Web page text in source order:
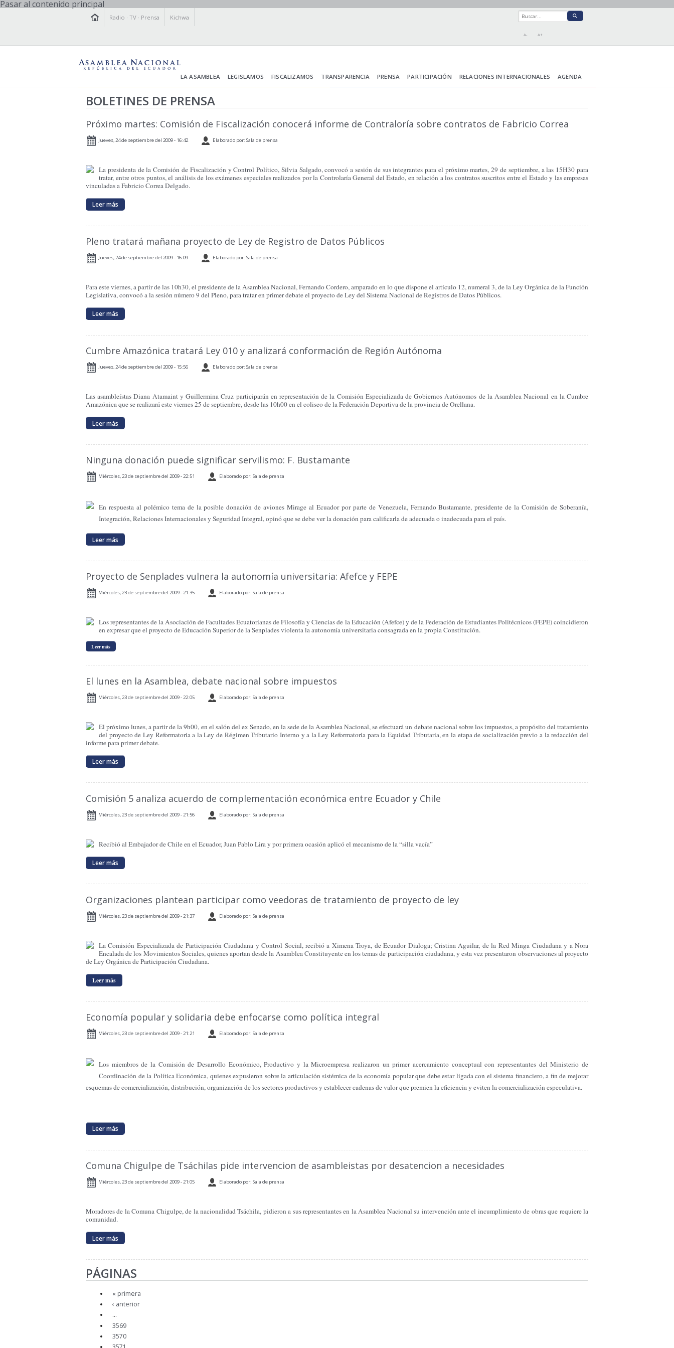
Pasar al contenido principal
Radio ·TV · Prensa Kichwa
A- A+
LA ASAMBLEA LEGISLAMOS FISCALIZAMOS TRANSPARENCIA PRENSA PARTICIPACIÓN RELACIONES INTERNACIONALES AGENDA
BOLETINES DE PRENSA
Próximo martes: Comisión de Fiscalización conocerá informe de Contraloría sobre contratos de Fabricio Correa
Jueves, 24 de septiembre del 2009 - 16:42 Elaborado por: Sala de prensa
La presidenta de la Comisión de Fiscalización y Control Político, Silvia Salgado, convocó a sesión de sus integrantes para el próximo martes, 29 de septiembre, a las 15H30 para
tratar, entre otros puntos, el análisis de los exámenes especiales realizados por la Controlaría General del Estado, en relación a los contratos suscritos entre el Estado y las empresas
vinculadas a Fabricio Correa Delgado.
Leer más
Pleno tratará mañana proyecto de Ley de Registro de Datos Públicos
Jueves, 24 de septiembre del 2009 - 16:09 Elaborado por: Sala de prensa
Para este viernes, a partir de las 10h30, el presidente de la Asamblea Nacional, Fernando Cordero, amparado en lo que dispone el artículo 12, numeral 3, de la Ley Orgánica de la Función
Legislativa, convocó a la sesión número 9 del Pleno, para tratar en primer debate el proyecto de Ley del Sistema Nacional de Registros de Datos Públicos.
Leer más
Cumbre Amazónica tratará Ley 010 y analizará conformación de Región Autónoma
Jueves, 24 de septiembre del 2009 - 15:56 Elaborado por: Sala de prensa
Las asambleístas Diana Atamaint y Guillermina Cruz participarán en representación de la Comisión Especializada de Gobiernos Autónomos de la Asamblea Nacional en la Cumbre
Amazónica que se realizará este viernes 25 de septiembre, desde las 10h00 en el coliseo de la Federación Deportiva de la provincia de Orellana.
Leer más
Ninguna donación puede significar servilismo: F. Bustamante
Miércoles, 23 de septiembre del 2009 - 22:51 Elaborado por: Sala de prensa
En respuesta al polémico tema de la posible donación de aviones Mirage al Ecuador por parte de Venezuela, Fernando Bustamante, presidente de la Comisión de Soberanía,
Integración, Relaciones Internacionales y Seguridad Integral, opinó que se debe ver la donación para calificarla de adecuada o inadecuada para el país.
Leer más
Proyecto de Senplades vulnera la autonomía universitaria: Afefce y FEPE
Miércoles, 23 de septiembre del 2009 - 21:35 Elaborado por: Sala de prensa
Los representantes de la Asociación de Facultades Ecuatorianas de Filosofía y Ciencias de la Educación (Afefce) y de la Federación de Estudiantes Politécnicos (FEPE) coincidieron
en expresar que el proyecto de Educación Superior de la Senplades violenta la autonomía universitaria consagrada en la propia Constitución.
Leer más
El lunes en la Asamblea, debate nacional sobre impuestos
Miércoles, 23 de septiembre del 2009 - 22:05 Elaborado por: Sala de prensa
El próximo lunes, a partir de la 9h00, en el salón del ex Senado, en la sede de la Asamblea Nacional, se efectuará un debate nacional sobre los impuestos, a propósito del tratamiento
del proyecto de Ley Reformatoria a la Ley de Régimen Tributario Interno y a la Ley Reformatoria para la Equidad Tributaria, en la etapa de socialización previo a la redacción del
informe para primer debate.
Leer más
Comisión 5 analiza acuerdo de complementación económica entre Ecuador y Chile
Miércoles, 23 de septiembre del 2009 - 21:56 Elaborado por: Sala de prensa
Recibió al Embajador de Chile en el Ecuador, Juan Pablo Lira y por primera ocasión aplicó el mecanismo de la “silla vacía”
Leer más
Organizaciones plantean participar como veedoras de tratamiento de proyecto de ley
Miércoles, 23 de septiembre del 2009 - 21:37 Elaborado por: Sala de prensa
La Comisión Especializada de Participación Ciudadana y Control Social, recibió a Ximena Troya, de Ecuador Dialoga; Cristina Aguilar, de la Red Minga Ciudadana y a Nora
Encalada de los Movimientos Sociales, quienes aportan desde la Asamblea Constituyente en los temas de participación ciudadana, y esta vez presentaron observaciones al proyecto
de Ley Orgánica de Participación Ciudadana.
Leer más
Economía popular y solidaria debe enfocarse como política integral
Miércoles, 23 de septiembre del 2009 - 21:21 Elaborado por: Sala de prensa
Los miembros de la Comisión de Desarrollo Económico, Productivo y la Microempresa realizaron un primer acercamiento conceptual con representantes del Ministerio de
Coordinación de la Política Económica, quienes expusieron sobre la articulación sistémica de la economía popular que debe estar ligada con el sistema financiero, a fin de mejorar
esquemas de comercialización, distribución, organización de los sectores productivos y establecer cadenas de valor que premien la eficiencia y eviten la comercialización especulativa.
Leer más
Comuna Chigulpe de Tsáchilas pide intervencion de asambleistas por desatencion a necesidades
Miércoles, 23 de septiembre del 2009 - 21:05 Elaborado por: Sala de prensa
Moradores de la Comuna Chigulpe, de la nacionalidad Tsáchila, pidieron a sus representantes en la Asamblea Nacional su intervención ante el incumplimiento de obras que requiere la
comunidad.
Leer más
PÁGINAS
« primera
‹ anterior
…
3569
3570